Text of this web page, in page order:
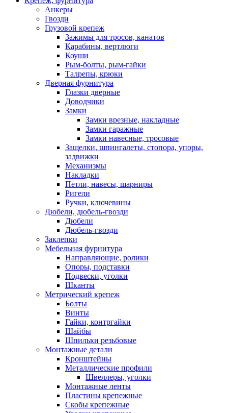
Анкеры
Гвозди
Грузовой крепеж
Зажимы для тросов, канатов
Карабины, вертлюги
Коуши
Рым-болты, рым-гайки
Талрепы, крюки
Дверная фурнитура
Глазки дверные
Доводчики
Замки
Замки врезные, накладные
Замки гаражные
Замки навесные, тросовые
Защелки, шпингалеты, стопора, упоры,
задвижки
Механизмы
Накладки
Петли, навесы, шарниры
Ригели
Ручки, ключевины
Дюбели, дюбель-гвозди
Дюбели
Дюбель-гвозди
Заклепки
Мебельная фурнитура
Направляющие, ролики
Опоры, подставки
Подвески, уголки
Шканты
Метрический крепеж
Болты
Винты
Гайки, контргайки
Шайбы
Шпильки резьбовые
Монтажные детали
Кронштейны
Металлические профили
Швеллеры, уголки
Монтажные ленты
Пластины крепежные
Скобы крепежные